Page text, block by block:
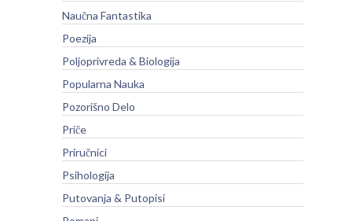
Naučna Fantastika
Poezija
Poljoprivreda & Biologija
Popularna Nauka
Pozorišno Delo
Priče
Priručnici
Psihologija
Putovanja & Putopisi